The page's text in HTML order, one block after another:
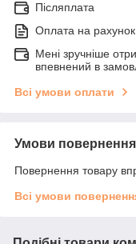
Післяплата
Оплата на рахунок
Мені зручніше
впевнений в
Всі умови оплати
Умови повернення
Повернення товару
Всі умови